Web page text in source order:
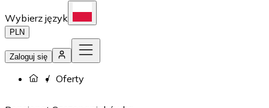
Wybierz język
PLN
Zaloguj się
Oferty